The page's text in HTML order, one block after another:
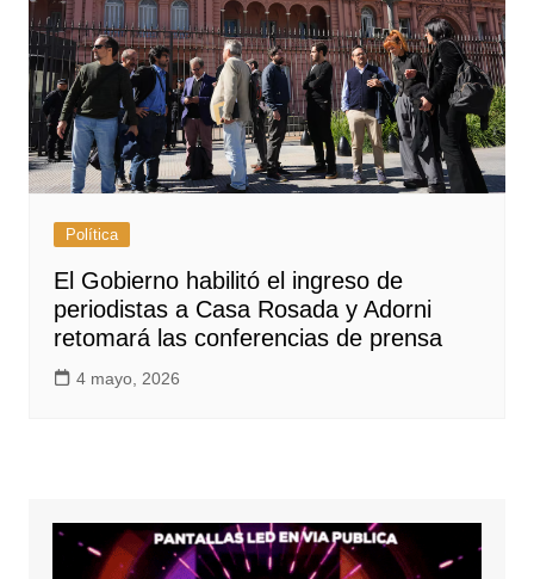
Política
El Gobierno habilitó el ingreso de
periodistas a Casa Rosada y Adorni
retomará las conferencias de prensa
4 mayo, 2026